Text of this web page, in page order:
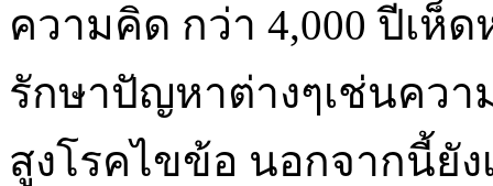
ความคิด กว่า 4,000 ปีเห็
รักษาปัญหาต่างๆเช่นคว
สูงโรคไขข้อ นอกจากนี้ยัง